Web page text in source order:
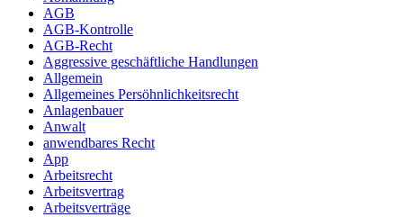
AGB
AGB-Kontrolle
AGB-Recht
Aggressive geschäftliche Handlungen
Allgemein
Allgemeines Persöhnlichkeitsrecht
Anlagenbauer
Anwalt
anwendbares Recht
App
Arbeitsrecht
Arbeitsvertrag
Arbeitsverträge